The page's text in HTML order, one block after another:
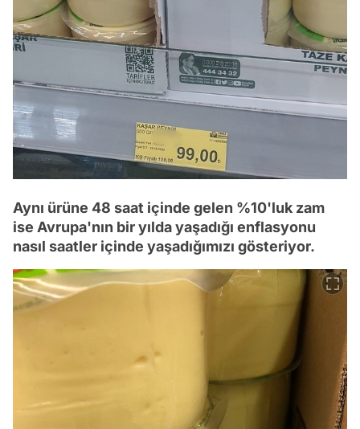
Aynı ürüne 48 saat içinde gelen %10'luk zam
ise Avrupa'nın bir yılda yaşadığı enflasyonu
nasıl saatler içinde yaşadığımızı gösteriyor.